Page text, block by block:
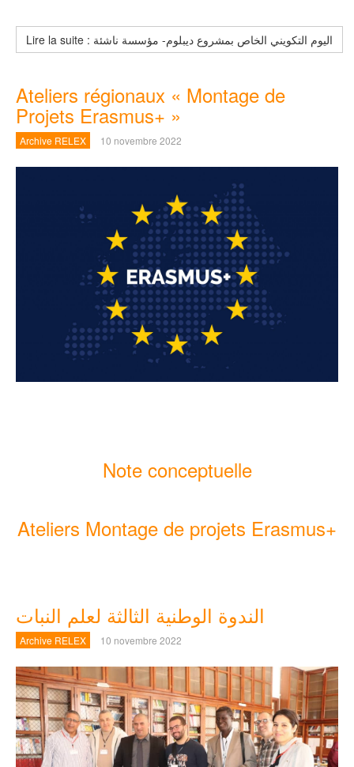
Lire la suite : اليوم التكويني الخاص بمشروع ديبلوم- مؤسسة ناشئة
Ateliers régionaux « Montage de
Projets Erasmus+ »
Archive RELEX 10 novembre 2022
Note conceptuelle
Ateliers Montage de projets Erasmus+
الندوة الوطنية الثالثة لعلم النبات
Archive RELEX 10 novembre 2022